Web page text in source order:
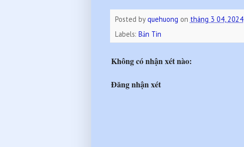
Posted byquehuong on tháng 3 04, 2024
Labels: Bản Tin
Không có nhận xét nào:
Đăng nhận xét